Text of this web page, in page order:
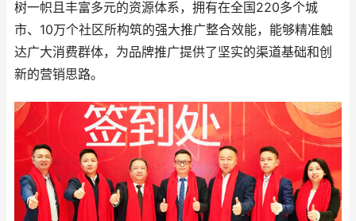
树一帜且丰富多元的资源体系，拥有在全国220多个城
市、10万个社区所构筑的强大推广整合效能，能够精准触
达广大消费群体，为品牌推广提供了坚实的渠道基础和创
新的营销思路。